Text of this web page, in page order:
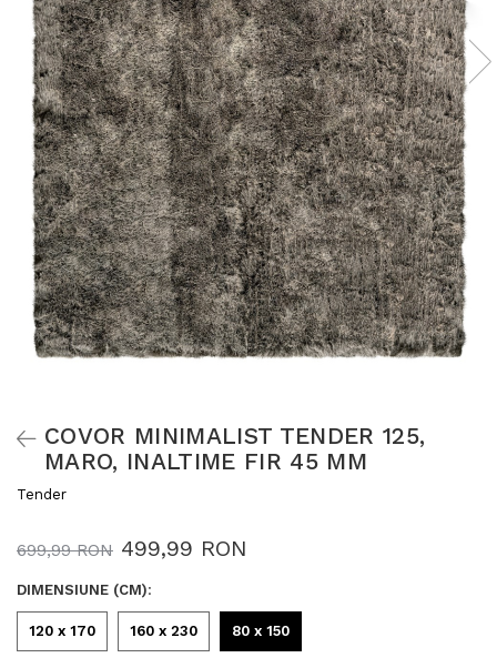
COVOR MINIMALIST TENDER 125,
MARO, INALTIME FIR 45 MM
Tender
699,99 RON 499,99 RON
DIMENSIUNE (CM):
120 x 170 160 x 230 80 x 150